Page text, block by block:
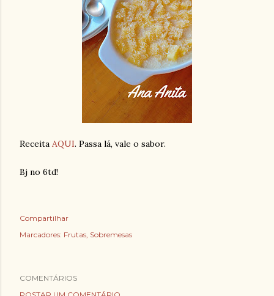
Receita AQUI. Passa lá, vale o sabor.
Bj no 6td!
Compartilhar
Marcadores: Frutas Sobremesas
COMENTÁRIOS